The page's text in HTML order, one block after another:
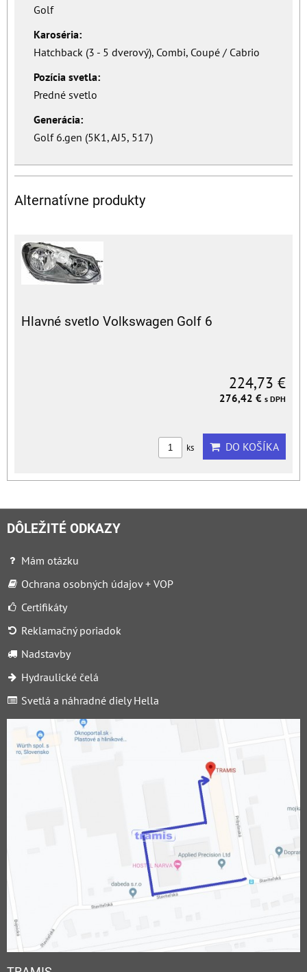
Golf
Karoséria:
Hatchback (3 - 5 dverový), Combi, Coupé / Cabrio
Pozícia svetla:
Predné svetlo
Generácia:
Golf 6.gen (5K1, AJ5, 517)
Alternatívne produkty
Hlavné svetlo Volkswagen Golf 6
224,73 €
276,42 € s DPH
ks DO KOŠÍKA
DÔLEŽITÉ ODKAZY
Mám otázku
Ochrana osobných údajov + VOP
Certifikáty
Reklamačný poriadok
Nadstavby
Hydraulické čelá
Svetlá a náhradné diely Hella